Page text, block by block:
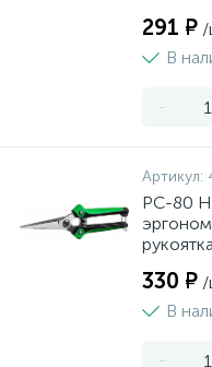
291 ₽ /
В
-
Артикул:
PC-80
330 ₽ /
В
-